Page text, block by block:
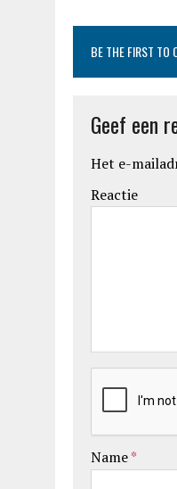
BE THE FIRST TO
Geef een
Het e-
Reactie
Name*